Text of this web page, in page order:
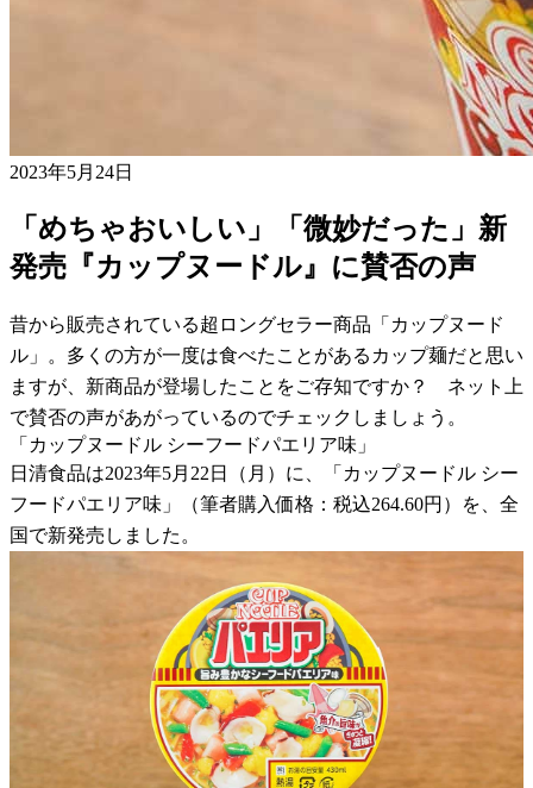
2023年5月24日
「めちゃおいしい」「微妙だった」新
発売『カップヌードル』に賛否の声
昔から販売されている超ロングセラー商品「カップヌード
ル」。多くの方が一度は食べたことがあるカップ麺だと思い
ますが、新商品が登場したことをご存知ですか？ ネット上
で賛否の声があがっているのでチェックしましょう。
「カップヌードル シーフードパエリア味」
日清食品は2023年5月22日（月）に、「カップヌードル シー
フードパエリア味」（筆者購入価格：税込264.60円）を、全
国で新発売しました。